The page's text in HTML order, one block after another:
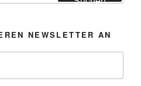
NEWSLETTER AN